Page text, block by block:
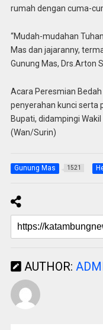
rumah dengan cuma-
“Mudah-mudahan
Mas dan jajaranny,
Gunung Mas, Drs.Arton
Acara Peresmian
penyerahan kunci serta
Bupati, didampingi
(Wan/Surin)
Gunung Mas 1521
AUTHOR: